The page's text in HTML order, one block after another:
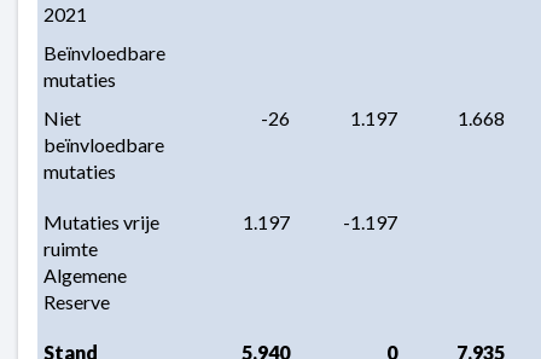
2021
Beïnvloedbare
mutaties
Niet
beïnvloedbare
mutaties
-26 1.197 1.668
Mutaties vrije
ruimte
Algemene
Reserve
1.197 -1.197
Stand
5.940 0 7.935